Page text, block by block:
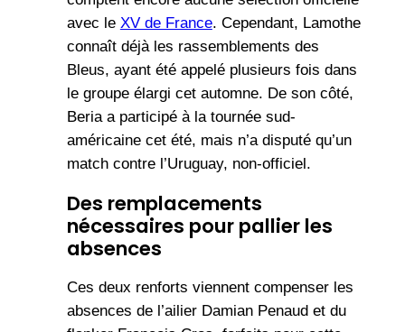
avec le XV de France. Cependant, Lamothe
connaît déjà les rassemblements des
Bleus, ayant été appelé plusieurs fois dans
le groupe élargi cet automne. De son côté,
Beria a participé à la tournée sud-
américaine cet été, mais n’a disputé qu’un
match contre l’Uruguay, non-officiel.
Des remplacements
nécessaires pour pallier les
absences
Ces deux renforts viennent compenser les
absences de l’ailier Damian Penaud et du